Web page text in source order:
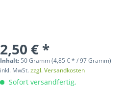
2,50 € *
Inhalt: 50 Gramm (4,85 € * / 97 Gramm)
inkl. MwSt.zzgl. Versandkosten
Sofort versandfertig,